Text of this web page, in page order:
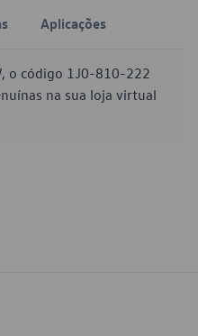
Aplicações
o código 1J0-810-222
na sua loja virtual